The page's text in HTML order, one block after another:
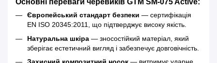
Європейський стандарт безпеки — сертифікація
EN ISO 20345:2011, що підтверджує високу якість.
Натуральна шкіра — зносостійкий матеріал, який
зберігає естетичний вигляд і забезпечує довговічність.